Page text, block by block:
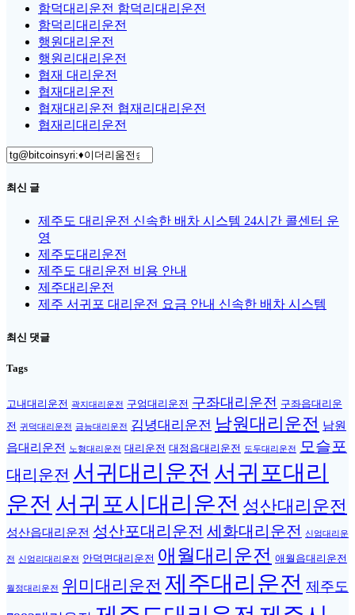
함덕대리운전 함덕리대리운전
함덕리대리운전
행원대리운전
행원리대리운전
협재 대리운전
협재대리운전
협재대리운전 협재리대리운전
협재리대리운전
Search
for:
최신 글
제주도 대리운전 신속한 배차 시스템 24시간 콜센터 운
영
제주도대리운전
제주도 대리운전 비용 안내
제주대리운전
제주 서귀포 대리운전 요금 안내 신속한 배차 시스템
최신 댓글
Tags
고내대리운전 곽지대리운전 구엄대리운전 구좌대리운전 구좌읍대리운
전 귀덕대리운전 금능대리운전 김녕대리운전 남원대리운전 남원
읍대리운전
노형대리운전 대리운전 대정읍대리운전 도두대리운전
모슬포
대리운전 서귀대리운전 서귀포대리
운전 서귀포시대리운전 성산대리운전
성산읍대리운전 성산포대리운전 세화대리운전 신엄대리운
전 신엄리대리운전 안덕면대리운전 애월대리운전 애월읍대리운전
월정대리운전 위미대리운전 제주대리운전 제주도